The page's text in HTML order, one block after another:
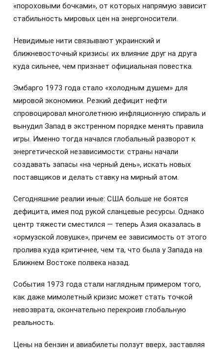
«пороховыми бочками», от которых напрямую зависит
стабильность мировых цен на энергоносители.
Невидимые нити связывают украинский и
ближневосточный кризисы: их влияние друг на друга
куда сильнее, чем признает официальная повестка.
Эмбарго 1973 года стало «холодным душем» для
мировой экономики. Резкий дефицит нефти
спровоцировал многолетнюю инфляционную спираль и
вынудил Запад в экстренном порядке менять правила
игры. Именно тогда начался глобальный разворот к
энергетической независимости: страны начали
создавать запасы «на черный день», искать новых
поставщиков и делать ставку на мирный атом.
Сегодняшние реалии иные: США больше не боятся
дефицита, имея под рукой сланцевые ресурсы. Однако
центр тяжести сместился — теперь Азия оказалась в
«ормузской ловушке», причем ее зависимость от этого
пролива куда критичнее, чем та, что была у Запада на
Ближнем Востоке полвека назад.
События 1973 года стали наглядным примером того,
как даже мимолетный кризис может стать точкой
невозврата, окончательно перекроив глобальную
реальность.
Цены на бензин и авиабилеты ползут вверх, заставляя